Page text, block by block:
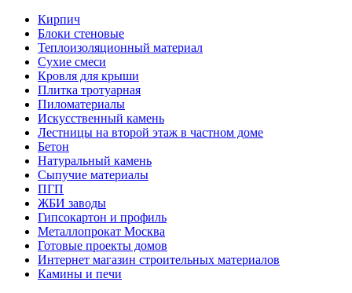
Кирпич
Блоки стеновые
Теплоизоляционный материал
Сухие смеси
Кровля для крыши
Плитка тротуарная
Пиломатериалы
Искусственный камень
Лестницы на второй этаж в частном доме
Бетон
Натуральный камень
Сыпучие материалы
ПГП
ЖБИ заводы
Гипсокартон и профиль
Металлопрокат Москва
Готовые проекты домов
Интернет магазин строительных материалов
Камины и печи